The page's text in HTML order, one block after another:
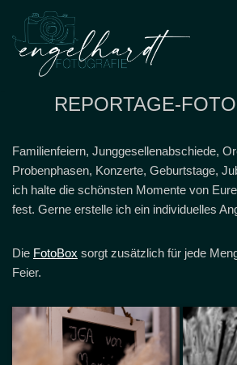
Zum
REPORTAGE-
Familienfeiern, Junggesellenabschiede,
Probenphasen, Konzerte, Geburtstage,
ich halte die schönsten Momente von
fest. Gerne erstelle ich ein individuelles
Die FotoBox sorgt zusätzlich für jede
Feier.